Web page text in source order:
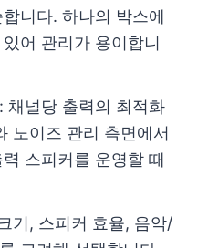
니다. 하나의 박스에
어 관리가 용이합니
채널당 출력의 최적화
노이즈 관리 측면에서
스피커를 운영할 때
기, 스피커 효율, 음악/